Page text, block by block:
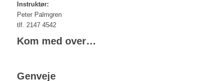
Instruktør:
Peter Palmgren
tlf. 2147 4542
Kom med over…
Genveje